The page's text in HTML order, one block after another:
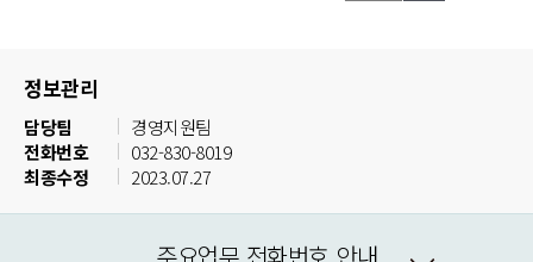
정보관리
담당팀
경영지원팀
전화번호
032-830-8019
최종수정
2023.07.27